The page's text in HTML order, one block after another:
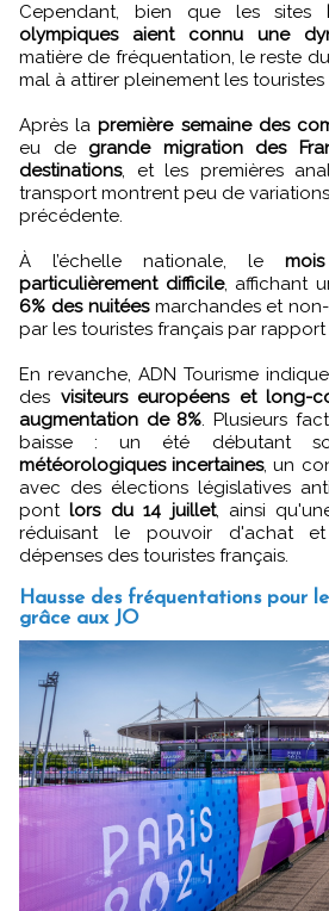
Cependant, bien que les sites
olympiques aient connu une
matière de fréquentation, le reste
mal à attirer pleinement les touristes
Après lapremière semaine des
eu de grande migration des
destinations, et les premières
transport montrent peu de
précédente.
À l’échelle nationale, le
particulièrement difficile, affichant
6% des nuitéesmarchandes et
par les touristes français par rapport
En revanche, ADN Tourisme
des visiteurs européens et long-
augmentation de 8%. Plusieurs
baisse : un été débutant
météorologiques incertaines, un
avec des élections législatives
pontlors du 14 juillet, ainsi
réduisant le pouvoir d'achat
dépenses des touristes français.
Hausse des fréquentations pour
grâce aux JO